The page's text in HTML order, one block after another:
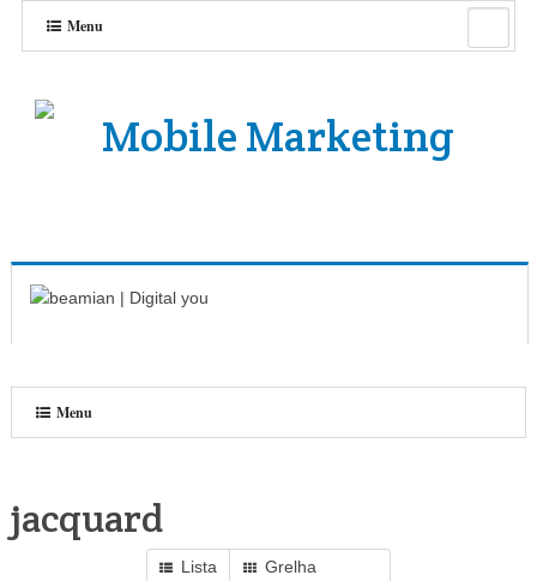
Menu
Menu
jacquard
Lista Grelha